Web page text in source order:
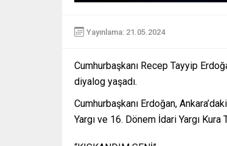
Yayınlama: 21.05.2024
Cumhurbaşkanı Recep Tayyip
diyalog yaşadı.
Cumhurbaşkanı Erdoğan,
Yargı ve 16. Dönem İdari Yargı Kura